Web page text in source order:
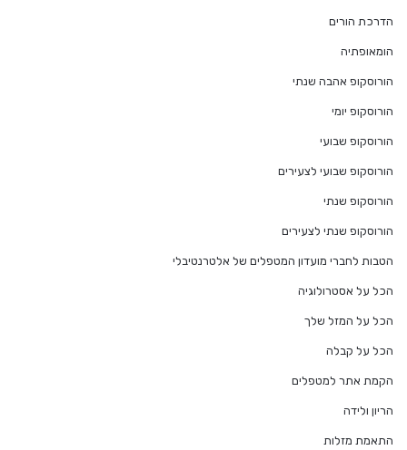
הדרכת הורים
הומאופתיה
הורוסקופ אהבה שנתי
הורוסקופ יומי
הורוסקופ שבועי
הורוסקופ שבועי לצעירים
הורוסקופ שנתי
הורוסקופ שנתי לצעירים
הטבות לחברי מועדון המטפלים של אלטרנטיבלי
הכל על אסטרולוגיה
הכל על המזל שלך
הכל על קבלה
הקמת אתר למטפלים
הריון ולידה
התאמת מזלות